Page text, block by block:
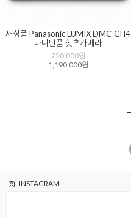
새상품 Panasonic LUMIX DMC-GH4
바디단품 잇츠카메라
750,000원
1,190,000원
INSTAGRAM